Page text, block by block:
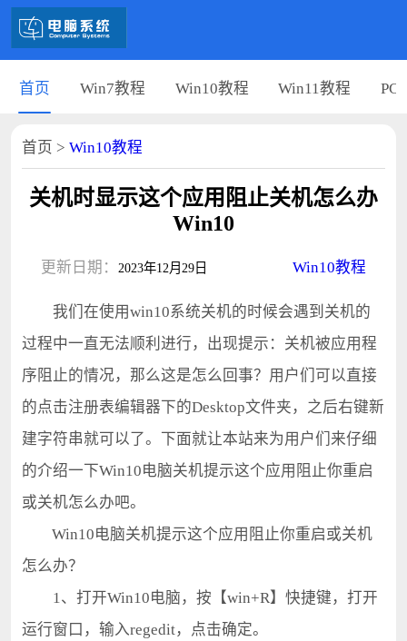
首页 Win7教程 Win10教程 Win11教程 PC
首页 > Win10教程
关机时显示这个应用阻止关机怎么办
Win10
更新日期： 2023年12月29日 Win10教程
我们在使用win10系统关机的时候会遇到关机的
过程中一直无法顺利进行，出现提示：关机被应用程
序阻止的情况，那么这是怎么回事？用户们可以直接
的点击注册表编辑器下的Desktop文件夹，之后右键新
建字符串就可以了。下面就让本站来为用户们来仔细
的介绍一下Win10电脑关机提示这个应用阻止你重启
或关机怎么办吧。
Win10电脑关机提示这个应用阻止你重启或关机
怎么办？
1、打开Win10电脑，按【win+R】快捷键，打开
运行窗口，输入regedit，点击确定。